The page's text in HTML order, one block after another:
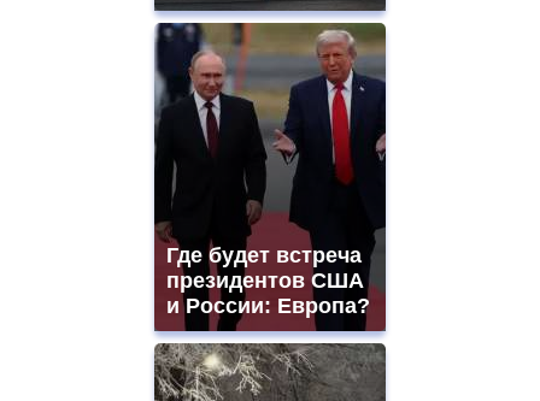
Где будет встреча
президентов США
и России: Европа?